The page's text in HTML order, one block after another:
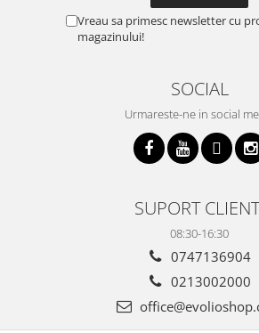
Vreau sa primesc newsletter cu
magazinului!
SOCIAL
Urmareste-ne in social
SUPORT
08:30-16:30
0747136904
0213002000